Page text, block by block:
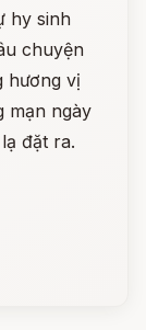
hy sinh
chuyện
hương vị
mạn ngày
đặt ra.